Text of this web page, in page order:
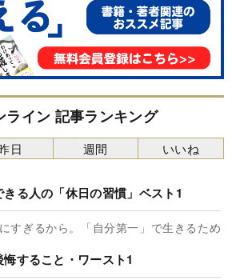
ライン 記事ランキング
る人の「休日の習慣」ベスト1
すぎるから。「自分第一」で生きるため
すること・ワースト1
日 週間 いいね